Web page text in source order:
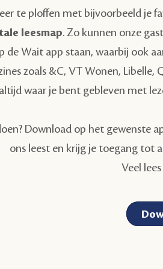
te ploffen met bijvoorbeeld je
leesmap. Zo kunnen onze
de Wait app staan, waarbij ook
zoals &C, VT Wonen,
waar je bent gebleven met
Download op het gewenste
ons leest en krijg je toegang tot
Veel